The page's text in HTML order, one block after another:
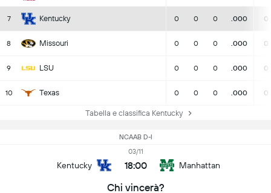
7 Kentucky 0 0 0 .000 0
8 Missouri 0 0 0 .000 0
9 LSU 0 0 0 .000 0
10 Texas 0 0 0 .000 0
Tabella e classifica Kentucky
NCAAB D-I
Kentucky
03/11
18:00 Manhattan
Chi vincerà?